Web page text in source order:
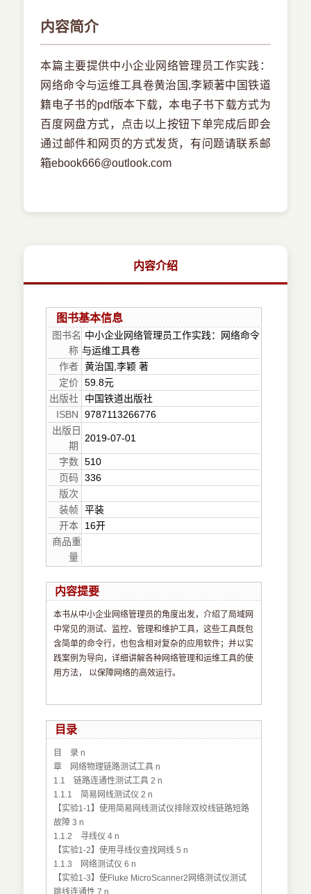
内容简介
本篇主要提供中小企业网络管理员工作实践：
网络命令与运维工具卷黄治国,李颖著中国铁道
籍电子书的pdf版本下载，本电子书下载方式为
百度网盘方式，点击以上按钮下单完成后即会
通过邮件和网页的方式发货，有问题请联系邮
箱ebook666@outlook.com
内容介绍
图书基本信息
图书名
称
中小企业网络管理员工作实践：网络命令
与运维工具卷
作者 黄治国,李颖 著
定价 59.8元
出版社
中国铁道出版社
ISBN
9787113266776
出版日
期
2019-07-01
字数 510
页码
336
版次
装帧 平装
开本
16开
商品重
量
内容提要
本书从中小企业网络管理员的角度出发，介绍了局域网
中常见的测试、监控、管理和维护工具，这些工具既包
含简单的命令行，也包含相对复杂的应用软件；并以实
践案例为导向，详细讲解各种网络管理和运维工具的使
用方法， 以保障网络的高效运行。
目录
目 录 n
章 网络物理链路测试工具 n
1.1 链路连通性测试工具 2 n
1.1.1 简易网线测试仪 2 n
【实验1-1】使用简易网线测试仪排除双绞线链路短路
故障 3 n
1.1.2 寻线仪 4 n
【实验1-2】使用寻线仪查找网线 5 n
1.1.3 网络测试仪 6 n
【实验1-3】使Fluke MicroScanner2网络测试仪测试